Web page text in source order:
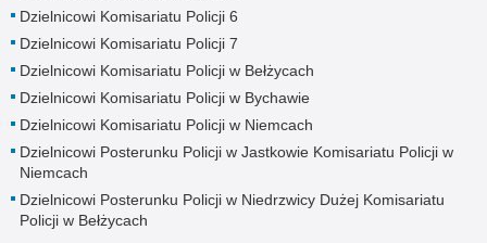
Dzielnicowi Komisariatu Policji 6
Dzielnicowi Komisariatu Policji 7
Dzielnicowi Komisariatu Policji w Bełżycach
Dzielnicowi Komisariatu Policji w Bychawie
Dzielnicowi Komisariatu Policji w Niemcach
Dzielnicowi Posterunku Policji w Jastkowie Komisariatu Policji w
Niemcach
Dzielnicowi Posterunku Policji w Niedrzwicy Dużej Komisariatu
Policji w Bełżycach